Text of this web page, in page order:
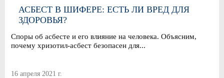
АСБЕСТ В ШИФЕРЕ: ЕСТЬ ЛИ ВРЕД ДЛЯ
ЗДОРОВЬЯ?
Споры об асбесте и его влияние на человека. Объясним,
почему хризотил-асбест безопасен для...
16 апреля 2021 г.